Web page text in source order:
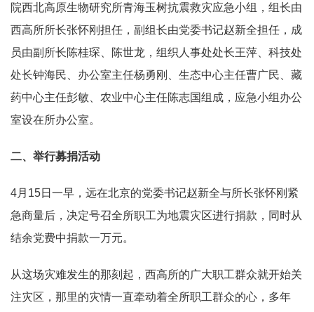
院西北高原生物研究所青海玉树抗震救灾应急小组，组长由
西高所所长张怀刚担任，副组长由党委书记赵新全担任，成
员由副所长陈桂琛、陈世龙，组织人事处处长王萍、科技处
处长钟海民、办公室主任杨勇刚、生态中心主任曹广民、藏
药中心主任彭敏、农业中心主任陈志国组成，应急小组办公
室设在所办公室。
二、举行募捐活动
4月15日一早，远在北京的党委书记赵新全与所长张怀刚紧
急商量后，决定号召全所职工为地震灾区进行捐款，同时从
结余党费中捐款一万元。
从这场灾难发生的那刻起，西高所的广大职工群众就开始关
注灾区，那里的灾情一直牵动着全所职工群众的心，多年